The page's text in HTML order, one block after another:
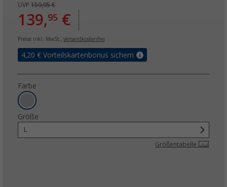
UVP 159,95 €
139,95 €
Preise inkl. MwSt., versandkostenfrei
4,20 € Vorteilskartenbonus sichern
Farbe
Größe
L
Größentabelle